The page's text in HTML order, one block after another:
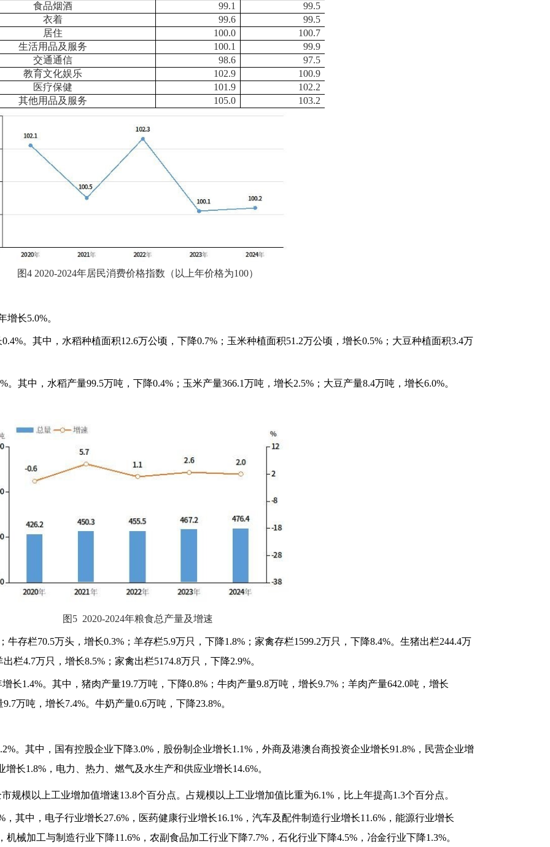
食品烟酒
99.1
99.5
衣着
99.6
99.5
居住
100.0
100.7
生活用品及服务
100.1
99.9
交通通信
98.6
97.5
教育文化娱乐
102.9
100.9
医疗保健
101.9
102.2
其他用品及服务
105.0 103.2
图4 2020-2024年居民消费价格指数（以上年价格为100）
增长5.0%。
。其中，水稻种植面积12.6万公顷，下降0.7%；玉米种植面积51.2万公顷，增长0.5%；大豆种植面积3.4万
。其中，水稻产量99.5万吨，下降0.4%；玉米产量366.1万吨，增长2.5%；大豆产量8.4万吨，增长6.0%。
图5 2020-2024年粮食总产量及增速
牛存栏70.5万头，增长0.3%；羊存栏5.9万只，下降1.8%；家禽存栏1599.2万只，下降8.4%。生猪出栏244.4万
栏4.7万只，增长8.5%；家禽出栏5174.8万只，下降2.9%。
长1.4%。其中，猪肉产量19.7万吨，下降0.8%；牛肉产量9.8万吨，增长9.7%；羊肉产量642.0吨，增长
万吨，增长7.4%。牛奶产量0.6万吨，下降23.8%。
。其中，国有控股企业下降3.0%，股份制企业增长1.1%，外商及港澳台商投资企业增长91.8%，民营企业增
增长1.8%，电力、热力、燃气及水生产和供应业增长14.6%。
规模以上工业增加值增速13.8个百分点。占规模以上工业增加值比重为6.1%，比上年提高1.3个百分点。
其中，电子行业增长27.6%，医药健康行业增长16.1%，汽车及配件制造行业增长11.6%，能源行业增长
机械加工与制造行业下降11.6%，农副食品加工行业下降7.7%，石化行业下降4.5%，冶金行业下降1.3%。